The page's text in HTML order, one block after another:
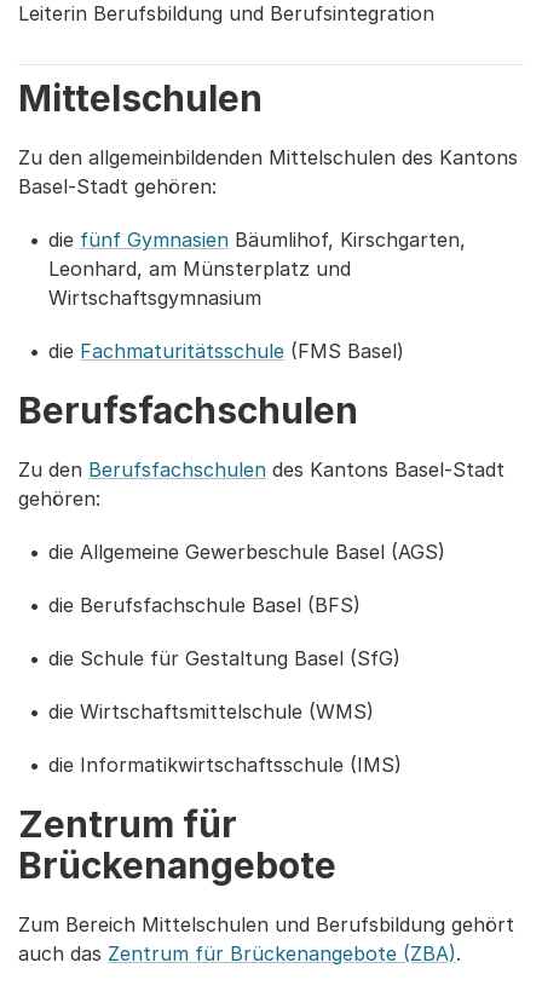
Leiterin Berufsbildung und Berufsintegration
Mittelschulen
Zu den allgemeinbildenden Mittelschulen des Kantons
Basel-Stadt gehören:
die fünf Gymnasien Bäumlihof, Kirschgarten,
Leonhard, am Münsterplatz und
Wirtschaftsgymnasium
die Fachmaturitätsschule (FMS Basel)
Berufsfachschulen
Zu den Berufsfachschulen des Kantons Basel-Stadt
gehören:
die Allgemeine Gewerbeschule Basel (AGS)
die Berufsfachschule Basel (BFS)
die Schule für Gestaltung Basel (SfG)
die Wirtschaftsmittelschule (WMS)
die Informatikwirtschaftsschule (IMS)
Zentrum für
Brückenangebote
Zum Bereich Mittelschulen und Berufsbildung gehört
auch das Zentrum für Brückenangebote (ZBA).